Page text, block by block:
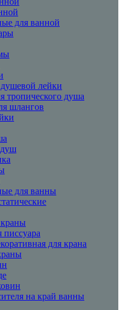
для ванной
лейки
тропического душа
шлангов
для ванны
для крана
на край ванны